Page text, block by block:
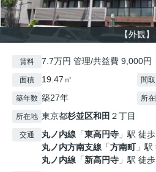
【外観】
賃料 7.7万円 管理/共益費 9,000円
面積 19.47㎡ 間取
築年数 築27年 所
所在地 東京都杉並区和田 ２丁目
交通 丸ノ内線 「東高円寺 」駅 徒
丸ノ内方南支線 「方南町」駅
丸ノ内線 「新高円寺 」駅 徒